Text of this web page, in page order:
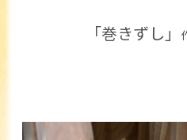
「巻きずし」